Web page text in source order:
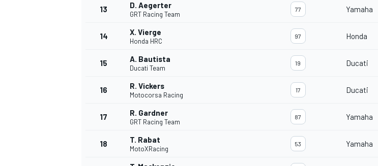
13 D. Aegerter
GRT Racing Team
77 Yamaha
14 X. Vierge
Honda HRC
97 Honda
15 A. Bautista
Ducati Team
19 Ducati
16 R. Vickers
Motocorsa Racing
17 Ducati
17 R. Gardner
GRT Racing Team
87 Yamaha
18 T. Rabat
MotoXRacing
53 Yamaha